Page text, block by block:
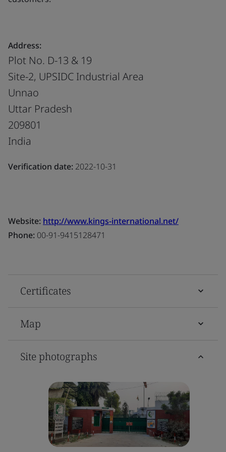
Address:
Plot No. D-13 & 19
Site-2, UPSIDC Industrial Area
Unnao
Uttar Pradesh
209801
India
Verification date: 2022-10-31
Website: http://www.kings-international.net/
Phone: 00-91-9415128471
Certificates
Map
Site photographs